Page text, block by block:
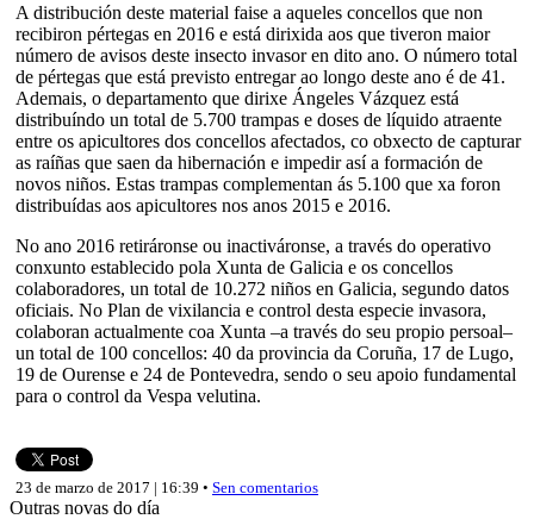
A distribución deste material faise a aqueles concellos que non
recibiron pértegas en 2016 e está dirixida aos que tiveron maior
número de avisos deste insecto invasor en dito ano. O número total
de pértegas que está previsto entregar ao longo deste ano é de 41.
Ademais, o departamento que dirixe Ángeles Vázquez está
distribuíndo un total de 5.700 trampas e doses de líquido atraente
entre os apicultores dos concellos afectados, co obxecto de capturar
as raíñas que saen da hibernación e impedir así a formación de
novos niños. Estas trampas complementan ás 5.100 que xa foron
distribuídas aos apicultores nos anos 2015 e 2016.
No ano 2016 retiráronse ou inactiváronse, a través do operativo
conxunto establecido pola Xunta de Galicia e os concellos
colaboradores, un total de 10.272 niños en Galicia, segundo datos
oficiais. No Plan de vixilancia e control desta especie invasora,
colaboran actualmente coa Xunta –a través do seu propio persoal–
un total de 100 concellos: 40 da provincia da Coruña, 17 de Lugo,
19 de Ourense e 24 de Pontevedra, sendo o seu apoio fundamental
para o control da Vespa velutina.
23 de marzo de 2017 | 16:39 • Sen comentarios
Outras novas do día